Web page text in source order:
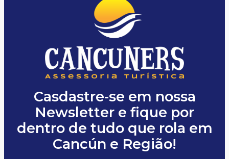
Casdastre-se em nossa
Newsletter e fique por
dentro de tudo que rola em
Cancún e Região!